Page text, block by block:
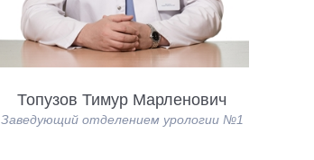
Топузов Тимур Марленович
Заведующий отделением урологии №1